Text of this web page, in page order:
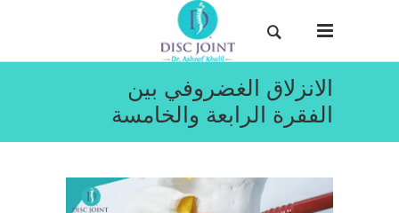
الانزلاق الغضروفي بين
الفقرة الرابعة والخامسة